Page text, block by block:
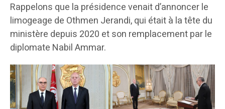
Rappelons que la présidence venait d’annoncer le
limogeage de Othmen Jerandi, qui était à la tête du
ministère depuis 2020 et son remplacement par le
diplomate Nabil Ammar.